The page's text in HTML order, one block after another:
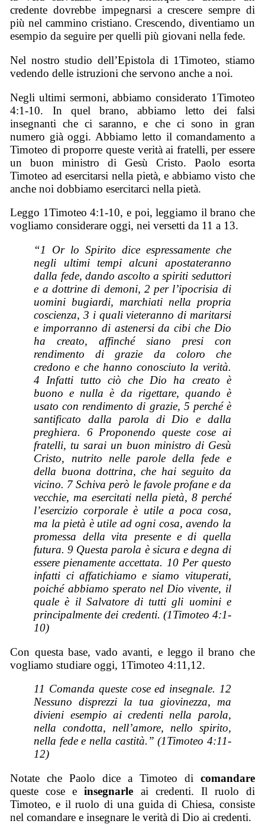
credente dovrebbe impegnarsi a crescere sempre di
più nel cammino cristiano. Crescendo, diventiamo un
esempio da seguire per quelli più giovani nella fede.
Nel nostro studio dell’Epistola di 1Timoteo, stiamo
vedendo delle istruzioni che servono anche a noi.
Negli ultimi sermoni, abbiamo considerato 1Timoteo
4:1-10. In quel brano, abbiamo letto dei falsi
insegnanti che ci saranno, e che ci sono in gran
numero già oggi. Abbiamo letto il comandamento a
Timoteo di proporre queste verità ai fratelli, per essere
un buon ministro di Gesù Cristo. Paolo esorta
Timoteo ad esercitarsi nella pietà, e abbiamo visto che
anche noi dobbiamo esercitarci nella pietà.
Leggo 1Timoteo 4:1-10, e poi, leggiamo il brano che
vogliamo considerare oggi, nei versetti da 11 a 13.
“1 Or lo Spirito dice espressamente che
negli ultimi tempi alcuni apostateranno
dalla fede, dando ascolto a spiriti seduttori
e a dottrine di demoni, 2 per l’ipocrisia di
uomini bugiardi, marchiati nella propria
coscienza, 3 i quali vieteranno di maritarsi
e imporranno di astenersi da cibi che Dio
ha creato, affinché siano presi con
rendimento di grazie da coloro che
credono e che hanno conosciuto la verità.
4 Infatti tutto ciò che Dio ha creato è
buono e nulla è da rigettare, quando è
usato con rendimento di grazie, 5 perché è
santificato dalla parola di Dio e dalla
preghiera. 6 Proponendo queste cose ai
fratelli, tu sarai un buon ministro di Gesù
Cristo, nutrito nelle parole della fede e
della buona dottrina, che hai seguito da
vicino. 7 Schiva però le favole profane e da
vecchie, ma esercitati nella pietà, 8 perché
l’esercizio corporale è utile a poca cosa,
ma la pietà è utile ad ogni cosa, avendo la
promessa della vita presente e di quella
futura. 9 Questa parola è sicura e degna di
essere pienamente accettata. 10 Per questo
infatti ci affatichiamo e siamo vituperati,
poiché abbiamo sperato nel Dio vivente, il
quale è il Salvatore di tutti gli uomini e
principalmente dei credenti. (1Timoteo 4:1-
10)
Con questa base, vado avanti, e leggo il brano che
vogliamo studiare oggi, 1Timoteo 4:11,12.
11 Comanda queste cose ed insegnale. 12
Nessuno disprezzi la tua giovinezza, ma
divieni esempio ai credenti nella parola,
nella condotta, nell’amore, nello spirito,
nella fede e nella castità.” (1Timoteo 4:11-
12)
Notate che Paolo dice a Timoteo di comandare
queste cose einsegnarle ai credenti. Il ruolo di
Timoteo, e il ruolo di una guida di Chiesa, consiste
nel comandare e insegnare le verità di Dio ai credenti.